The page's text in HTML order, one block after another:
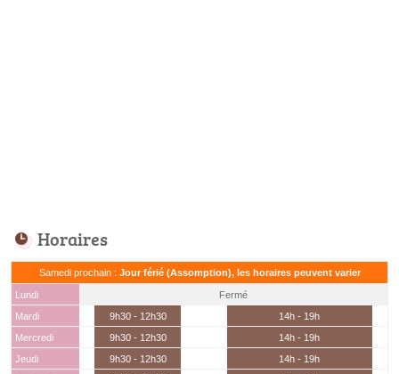
Horaires
Samedi prochain : Jour férié (Assomption), les horaires peuvent varier
Lundi
Fermé
Mardi
9h30 - 12h30
14h - 19h
Mercredi
9h30 - 12h30
14h - 19h
Jeudi
9h30 - 12h30
14h - 19h